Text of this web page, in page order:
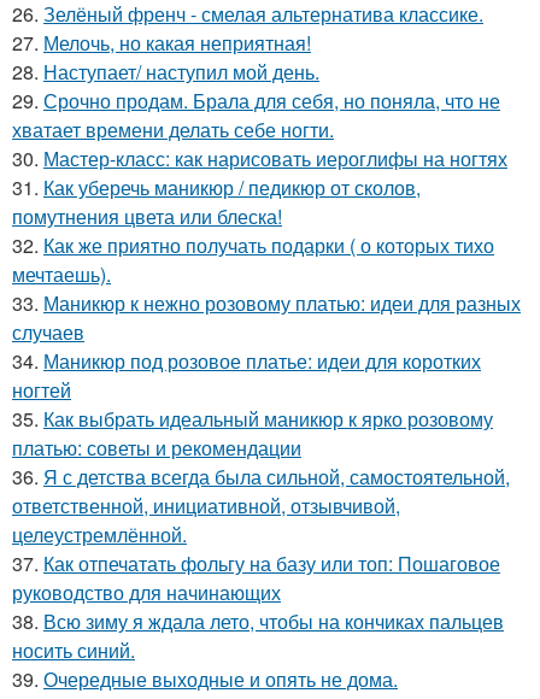
26. Зелёный френч - смелая альтернатива классике.
27. Мелочь, но какая неприятная!
28. Наступает/ наступил мой день.
29. Срочно продам. Брала для себя, но поняла, что не
хватает времени делать себе ногти.
30. Мастер-класс: как нарисовать иероглифы на ногтях
31. Как уберечь маникюр / педикюр от сколов,
помутнения цвета или блеска!
32. Как же приятно получать подарки ( о которых тихо
мечтаешь).
33. Маникюр к нежно розовому платью: идеи для разных
случаев
34. Маникюр под розовое платье: идеи для коротких
ногтей
35. Как выбрать идеальный маникюр к ярко розовому
платью: советы и рекомендации
36. Я с детства всегда была сильной, самостоятельной,
ответственной, инициативной, отзывчивой,
целеустремлённой.
37. Как отпечатать фольгу на базу или топ: Пошаговое
руководство для начинающих
38. Всю зиму я ждала лето, чтобы на кончиках пальцев
носить синий.
39. Очередные выходные и опять не дома.